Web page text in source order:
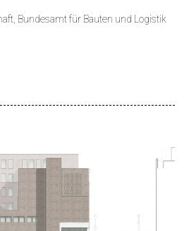
Bundesamt für Bauten und Logistik